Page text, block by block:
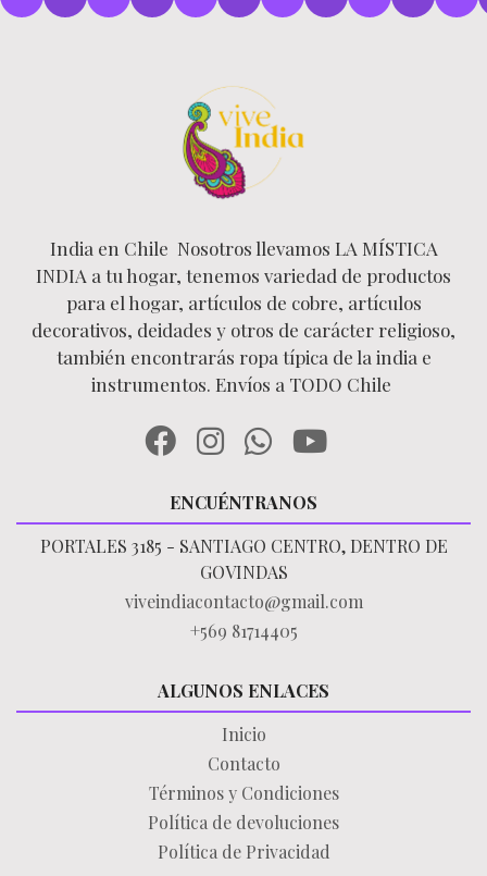
India en Chile Nosotros llevamos LA MÍSTICA
INDIA a tu hogar, tenemos variedad de productos
para el hogar, artículos de cobre, artículos
decorativos, deidades y otros de carácter religioso,
también encontrarás ropa típica de la india e
instrumentos. Envíos a TODO Chile
ENCUÉNTRANOS
PORTALES 3185 - SANTIAGO CENTRO, DENTRO DE
GOVINDAS
viveindiacontacto@gmail.com
+569 81714405
ALGUNOS ENLACES
Inicio
Contacto
Términos y Condiciones
Política de devoluciones
Política de Privacidad